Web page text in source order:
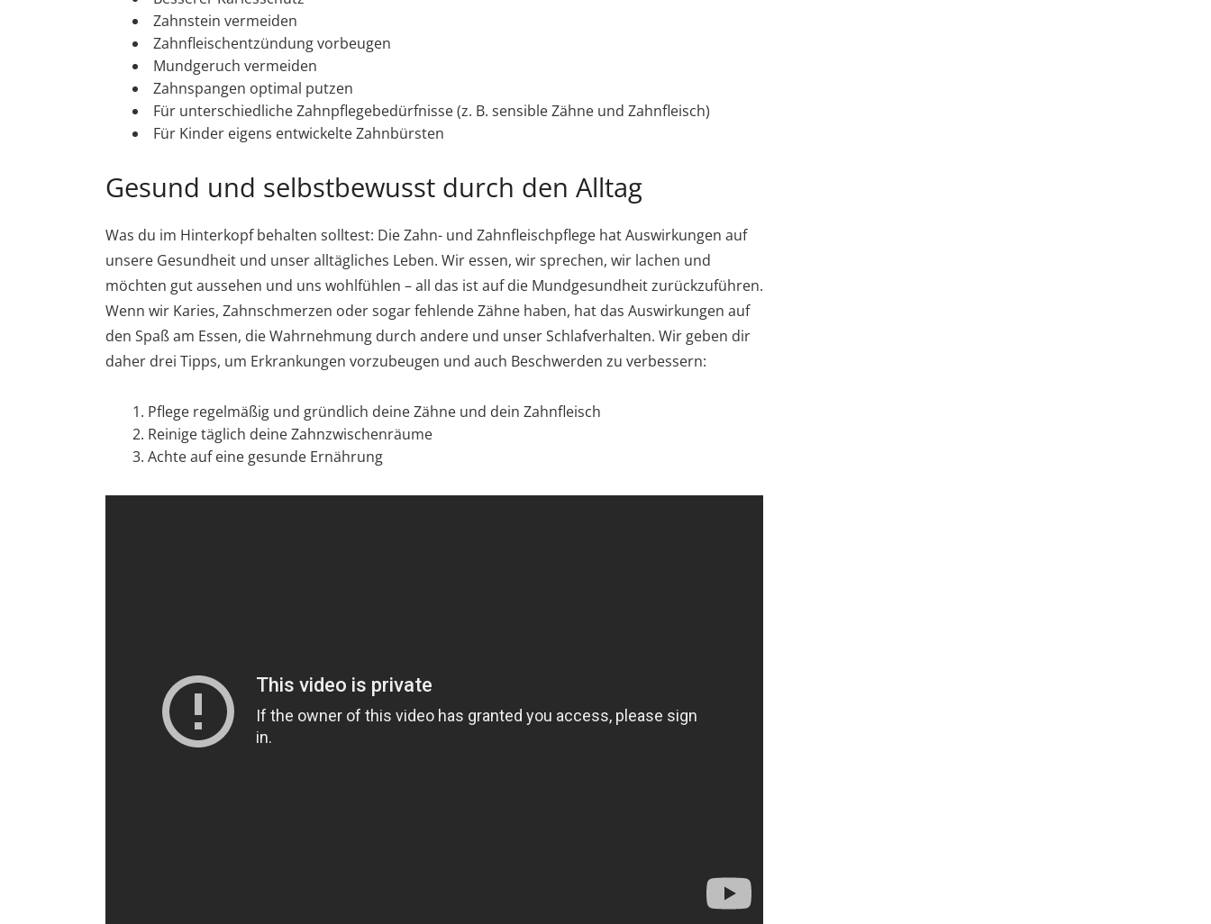
Zahnstein vermeiden
Zahnfleischentzündung vorbeugen
Mundgeruch vermeiden
Zahnspangen optimal putzen
Für unterschiedliche Zahnpflegebedürfnisse (z. B. sensible Zähne und Zahnfleisch)
Für Kinder eigens entwickelte Zahnbürsten
Gesund und selbstbewusst durch den Alltag
Was du im Hinterkopf behalten solltest: Die Zahn- und Zahnfleischpflege hat Auswirkungen auf
unsere Gesundheit und unser alltägliches Leben. Wir essen, wir sprechen, wir lachen und
möchten gut aussehen und uns wohlfühlen – all das ist auf die Mundgesundheit zurückzuführen.
Wenn wir Karies, Zahnschmerzen oder sogar fehlende Zähne haben, hat das Auswirkungen auf
den Spaß am Essen, die Wahrnehmung durch andere und unser Schlafverhalten. Wir geben dir
daher drei Tipps, um Erkrankungen vorzubeugen und auch Beschwerden zu verbessern:
Pflege regelmäßig und gründlich deine Zähne und dein Zahnfleisch
Reinige täglich deine Zahnzwischenräume
Achte auf eine gesunde Ernährung